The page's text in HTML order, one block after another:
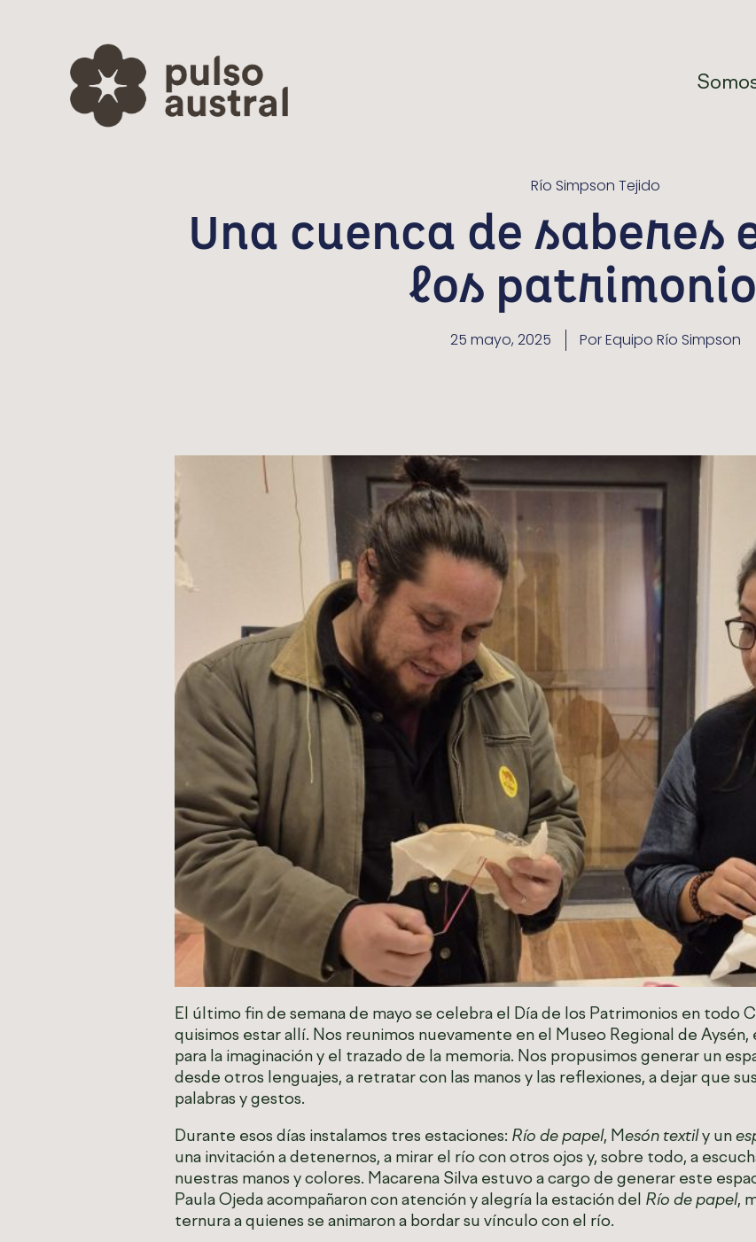
Río Simpson Tejido
Una cuenca de saberes
los
25 mayo, 2025 PorEquipo Río Simpson
El último fin de semana de mayo se celebra el Día de los Patrimonios en todo
quisimos estar allí. Nos reunimos nuevamente en el Museo Regional de
para la imaginación y el trazado de la memoria. Nos propusimos generar un
desde otros lenguajes, a retratar con las manos y las reflexiones, a dejar que
palabras y gestos.
Durante esos días instalamos tres estaciones: Río de papel, Mesón textily un
una invitación a detenernos, a mirar el río con otros ojos y, sobre todo, a
nuestras manos y colores. Macarena Silva estuvo a cargo de generar este
Paula Ojeda acompañaron con atención y alegría la estación del Río de papel,
ternura a quienes se animaron a bordar su vínculo con el río.